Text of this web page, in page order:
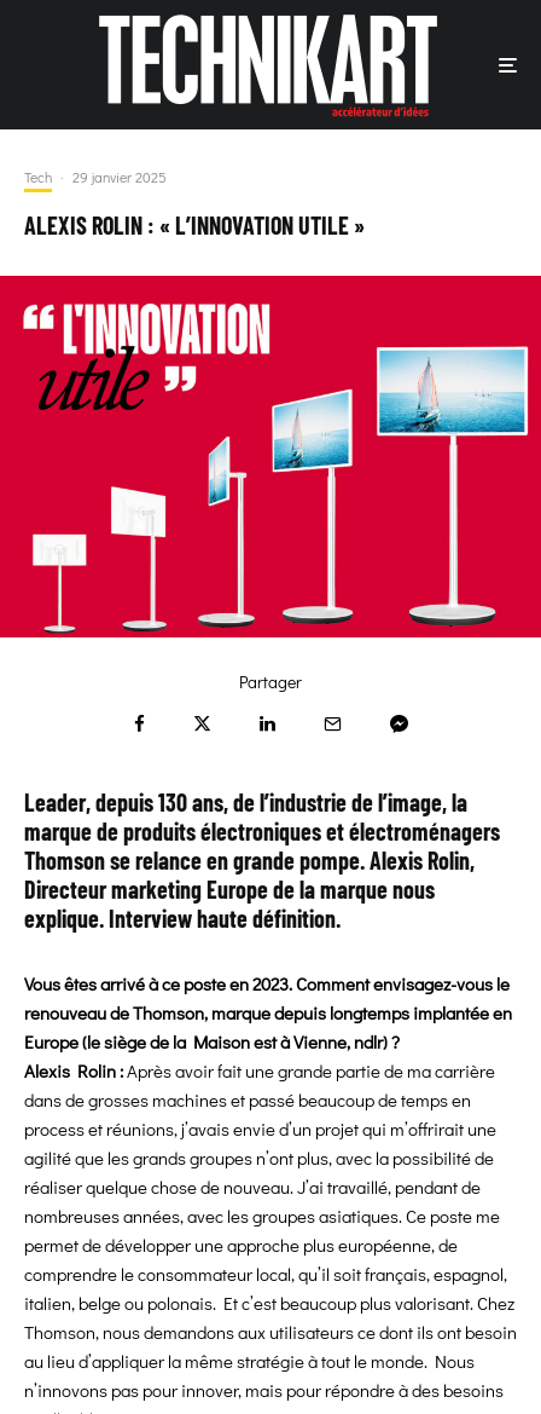
Tech · 29 janvier 2025
ALEXIS ROLIN : « L’INNOVATION UTILE »
Partager
Leader, depuis 130 ans, de l’industrie de l’image, la
marque de produits électroniques et électroménagers
Thomson se relance en grande pompe. Alexis Rolin,
Directeur marketing Europe de la marque nous
explique.Interview haute définition.
Vous êtes arrivé à ce poste en 2023. Comment envisagez-vous le
renouveau de Thomson, marque depuis longtemps implantée en
Europe (le siège de la Maison est à Vienne, ndlr) ?
Alexis Rolin :Après avoir fait une grande partie de ma carrière
dans de grosses machines et passé beaucoup de temps en
process et réunions, j’avais envie d’un projet qui m’offrirait une
agilité que les grands groupes n’ont plus, avec la possibilité de
réaliser quelque chose de nouveau. J’ai travaillé, pendant de
nombreuses années, avec les groupes asiatiques. Ce poste me
permet de développer une approche plus européenne, de
comprendre le consommateur local, qu’il soit français, espagnol,
italien, belge ou polonais. Et c’est beaucoup plus valorisant. Chez
Thomson, nous demandons aux utilisateurs ce dont ils ont besoin
au lieu d’appliquer la même stratégie à tout le monde. Nous
n’innovons pas pour innover, mais pour répondre à des besoins